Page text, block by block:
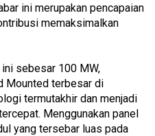
ini merupakan pencapaian
memaksimalkan
ini sebesar 100 MW,
Mounted terbesar di
termutakhir dan menjadi
Menggunakan panel
yang tersebar luas pada